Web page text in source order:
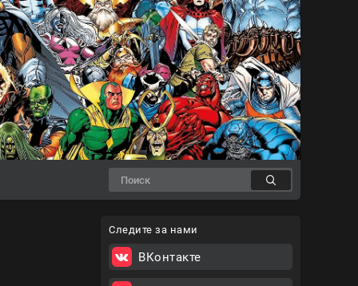
Следите за нами
ВКонтакте